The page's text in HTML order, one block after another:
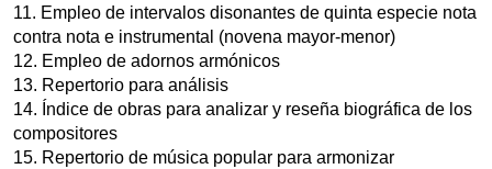
11. Empleo de intervalos disonantes de quinta especie nota
contra nota e instrumental (novena mayor-menor)
12. Empleo de adornos armónicos
13. Repertorio para análisis
14. Índice de obras para analizar y reseña biográfica de los
compositores
15. Repertorio de música popular para armonizar